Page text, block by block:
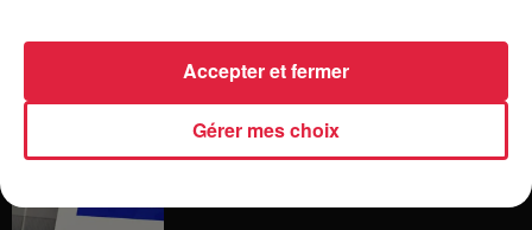
Catherine Trautmann réagit
Gérer mes choix
Accepter et fermer